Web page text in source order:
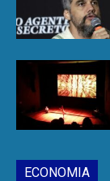
ECONOMIA